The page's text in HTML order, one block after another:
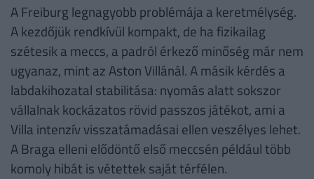
A Freiburg legnagyobb problémája a keretmélység.
A kezdőjük rendkívül kompakt, de ha fizikailag
szétesik a meccs, a padról érkező minőség már nem
ugyanaz, mint az Aston Villánál. A másik kérdés a
labdakihozatal stabilitása: nyomás alatt sokszor
vállalnak kockázatos rövid passzos játékot, ami a
Villa intenzív visszatámadásai ellen veszélyes lehet.
A Braga elleni elődöntő első meccsén például több
komoly hibát is vétettek saját térfélen.